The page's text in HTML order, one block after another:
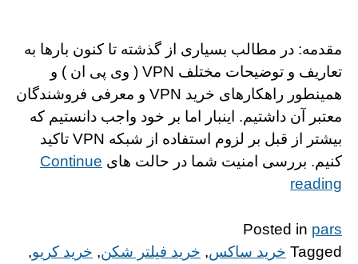
مقدمه: در مطالب بسیاری از گذشته تا کنون بارها به
تعاریف و توضیحات مختلف VPN ( وی پی ان ) و
همینطور راهکارهای خرید VPN و معرفی فروشندگان
معتبر آن داشتیم. اینبار اما بر خود واجب دانستیم که
بیشتر از قبل بر لزوم استفاده از شبکه VPN تاکید
کنیم. بررسی امنیت شما در حالت های Continue
reading
Posted in pars
Tagged خرید ساکس, خرید فیلتر شکن, خرید کریو,